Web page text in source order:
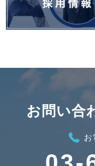
お問い合
お